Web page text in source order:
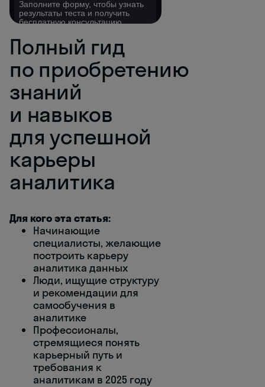
Полный гид
по приобретению
знаний
и навыков
для успешной
карьеры
аналитика
Для кого эта статья:
Начинающие
специалисты, желающие
построить карьеру
аналитика данных
Люди, ищущие структуру
и рекомендации для
самообучения в
аналитике
Профессионалы,
стремящиеся понять
карьерный путь и
требования к
аналитикам в 2025 году